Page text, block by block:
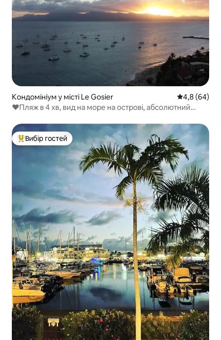
Кондомініум у місті Le Gosier Середня
4,8 (64)
❤Пляж в 4 хв, вид на море на острові, абсолютний
Топ вибір гостей
Вибір гостей